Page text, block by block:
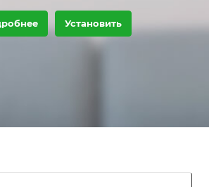
и нормам, обеспечивая
к информации для всех.
Установить